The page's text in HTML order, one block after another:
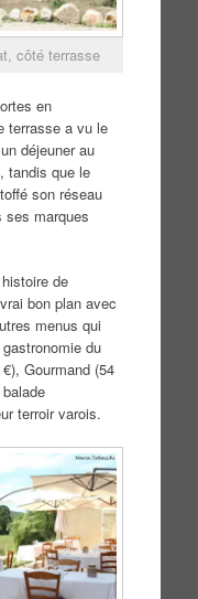
côté terrasse
en
terrasse a vu le
déjeuner au
tandis que le
son réseau
ses marques
de
bon plan avec
menus qui
du
Gourmand (54
terroir varois.